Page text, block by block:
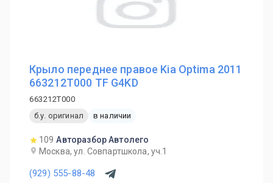
Крыло переднее правое Kia Optima 2011
663212T000 TF G4KD
663212T000
б.у. оригинал
в наличии
109 Авторазбор Автолего
Москва, ул. Совпартшкола, уч.1
(929) 555-88-48